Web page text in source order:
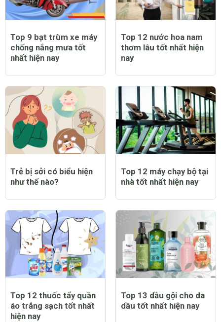
Top 9 bạt trùm xe máy
chống nắng mưa tốt
nhất hiện nay
Top 12 nước hoa nam
thơm lâu tốt nhất hiện
nay
Trẻ bị sởi có biểu hiện
như thế nào?
Top 12 máy chạy bộ tại
nhà tốt nhất hiện nay
Top 12 thuốc tẩy quần
áo trắng sạch tốt nhất
hiện nay
Top 13 dầu gội cho da
dầu tốt nhất hiện nay